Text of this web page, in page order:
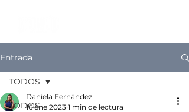
Entrada
TODOS
TODOS
Daniela Fernández
16 ene 2023 1 min de lectura